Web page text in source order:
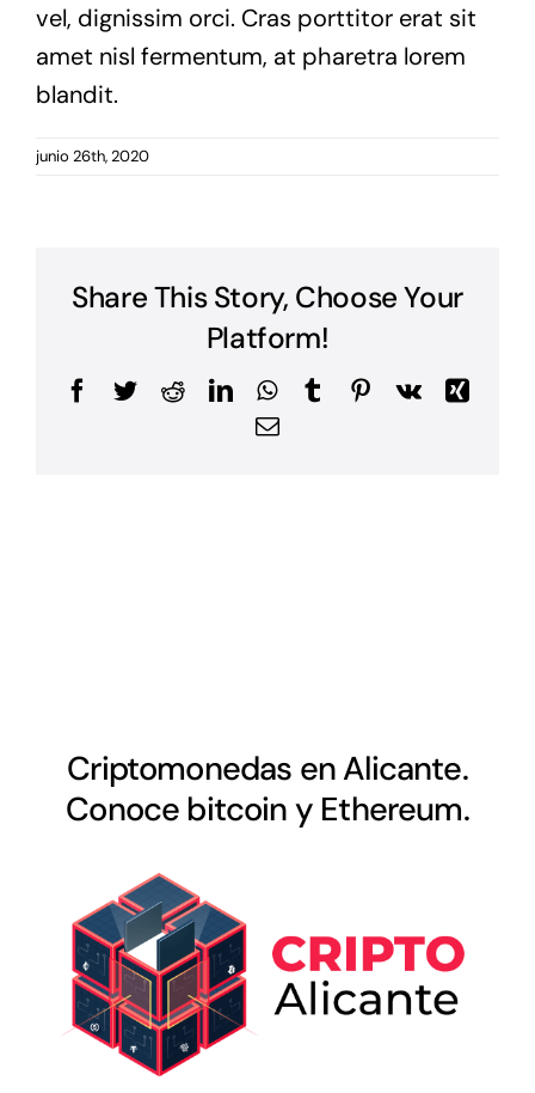
vel, dignissim orci. Cras porttitor erat sit
amet nisl fermentum, at pharetra lorem
blandit.
junio 26th, 2020
Share This Story, Choose Your
Platform!
Facebook
TwitterRedditLinkedInWhatsApp
TumblrPinterest
Vk
Xing
Correo
Criptomonedas en Alicante.
Conoce bitcoin y Ethereum.